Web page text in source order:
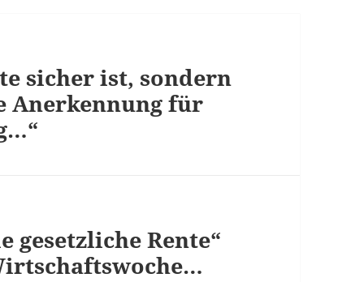
sicher ist, sondern
Anerkennung für
gesetzliche Rente“